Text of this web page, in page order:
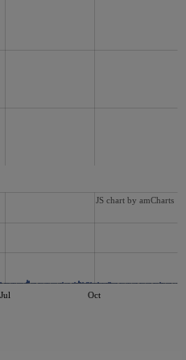
Jul Oct
JS chart by amCharts